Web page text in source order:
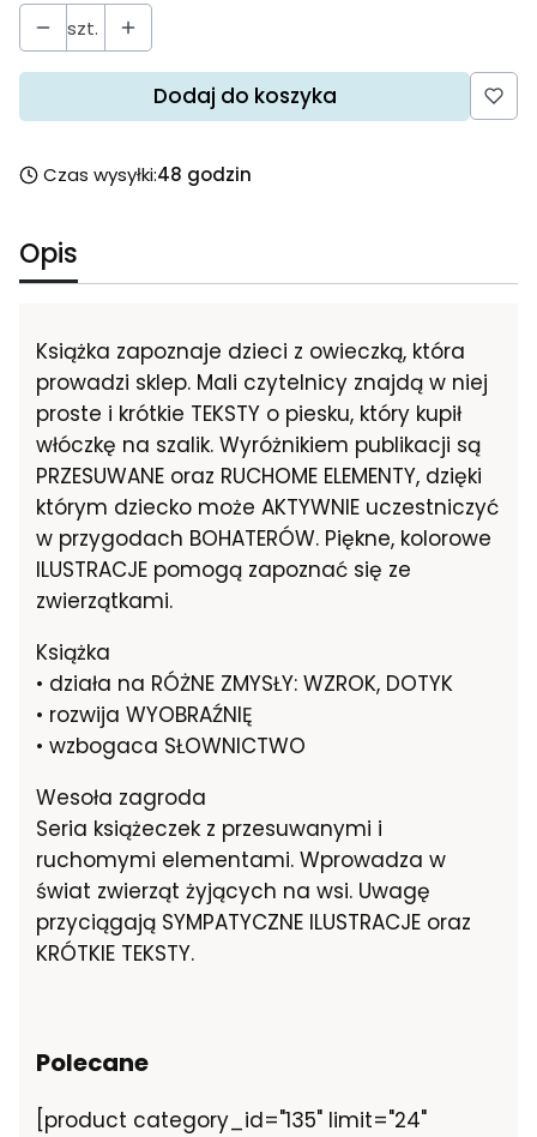
szt.
Dodaj do koszyka
Czas wysyłki:48 godzin
Opis
Książka zapoznaje dzieci z owieczką, która
prowadzi sklep. Mali czytelnicy znajdą w niej
proste i krótkie TEKSTY o piesku, który kupił
włóczkę na szalik. Wyróżnikiem publikacji są
PRZESUWANE oraz RUCHOME ELEMENTY, dzięki
którym dziecko może AKTYWNIE uczestniczyć
w przygodach BOHATERÓW. Piękne, kolorowe
ILUSTRACJE pomogą zapoznać się ze
zwierzątkami.
Książka
• działa na RÓŻNE ZMYSŁY: WZROK, DOTYK
• rozwija WYOBRAŹNIĘ
• wzbogaca SŁOWNICTWO
Wesoła zagroda
Seria książeczek z przesuwanymi i
ruchomymi elementami. Wprowadza w
świat zwierząt żyjących na wsi. Uwagę
przyciągają SYMPATYCZNE ILUSTRACJE oraz
KRÓTKIE TEKSTY.
Polecane
[product category_id="135" limit="24"